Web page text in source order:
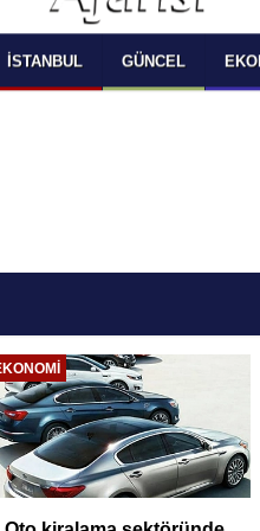
SELECT LANGUAGE
OKUMAK
İSTANBUL GÜNCEL